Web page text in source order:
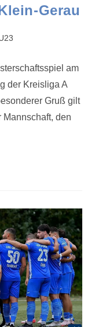
Gerau
am
der Kreisliga A
Gruß gilt
Mannschaft, den